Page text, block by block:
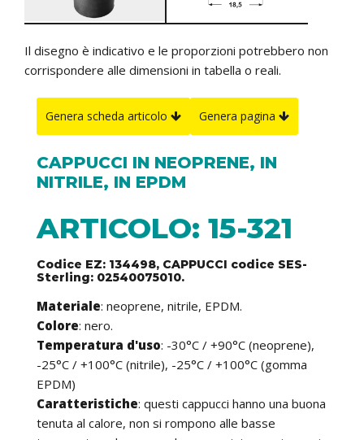
Il disegno è indicativo e le proporzioni potrebbero non
corrispondere alle dimensioni in tabella o reali.
Genera scheda articolo Genera pagina
CAPPUCCI IN NEOPRENE, IN
NITRILE, IN EPDM
ARTICOLO: 15-321
Codice EZ: 134498, CAPPUCCI codice SES-
Sterling: 02540075010.
Materiale: neoprene, nitrile, EPDM.
Colore: nero.
Temperatura d'uso: -30°C / +90°C (neoprene),
-25°C / +100°C (nitrile), -25°C / +100°C (gomma
EPDM)
Caratteristiche: questi cappucci hanno una buona
tenuta al calore, non si rompono alle basse